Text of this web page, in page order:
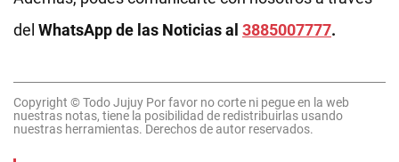
del WhatsApp de las Noticias al 3885007777.
Copyright © Todo Jujuy Por favor no corte ni pegue en la web
nuestras notas, tiene la posibilidad de redistribuirlas usando
nuestras herramientas. Derechos de autor reservados.